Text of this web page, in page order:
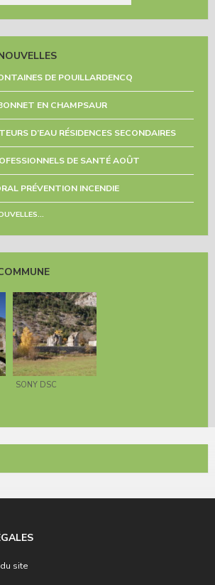
DE POUILLARDENCQ
EN CHAMPSAUR
D’EAU RÉSIDENCES SECONDAIRES
DE SANTÉ AOÛT
PRÉVENTION INCENDIE
SONY DSC
site